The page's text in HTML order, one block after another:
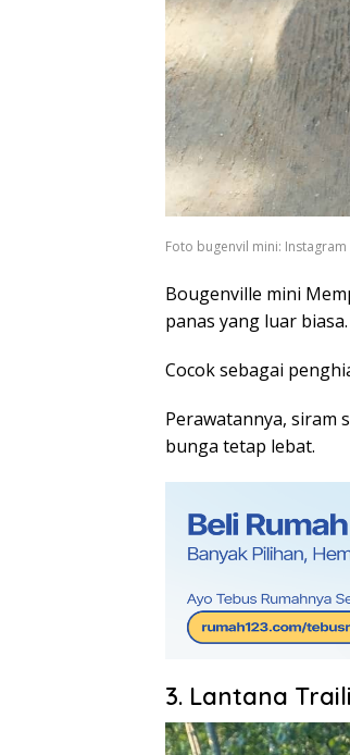
Foto bugenvil mini:
Bougenville mini
panas yang luar biasa.
Cocok sebagai
Perawatannya, siram
bunga tetap lebat.
3. Lantana